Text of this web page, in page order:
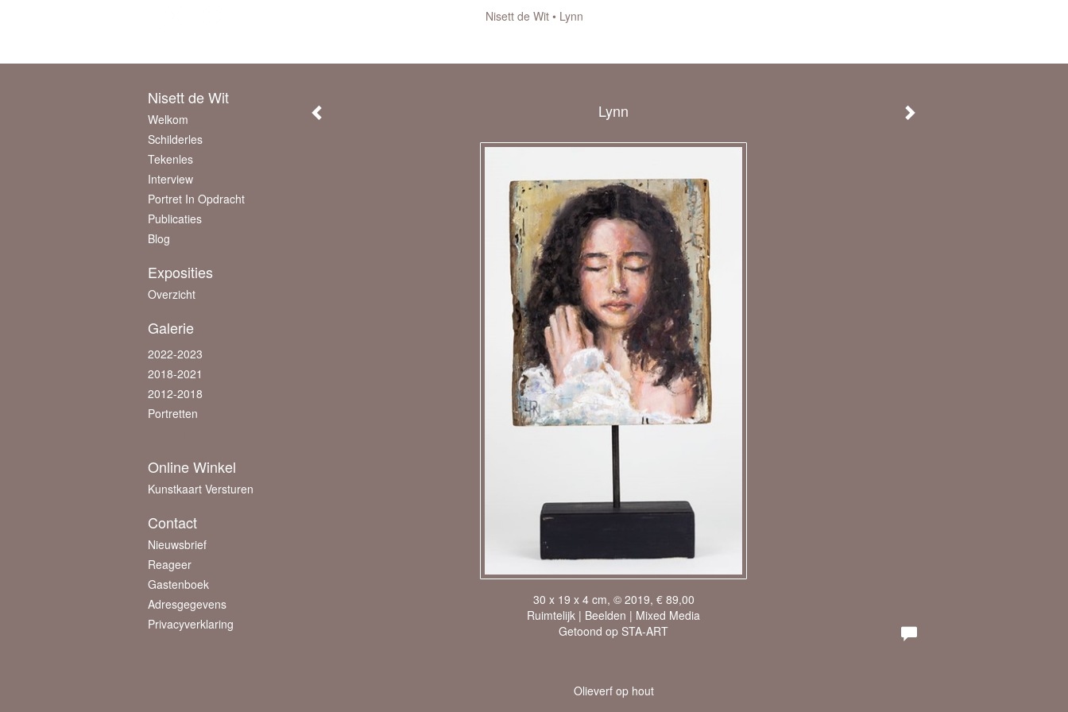
Nisett de Wit
Lynn
Lynn
30 x 19 x 4 cm, © 2019, € 89,00
Ruimtelijk | Beelden | Mixed Media
Getoond op STA-ART
Olieverf op hout
Nisett de Wit
Welkom
Schilderles
Tekenles
Interview
Portret In Opdracht
Publicaties
Blog
Exposities
Overzicht
Galerie
2022-2023
2018-2021
2012-2018
Portretten
Online Winkel
Kunstkaart Versturen
Contact
Nieuwsbrief
Reageer
Gastenboek
Adresgegevens
Privacyverklaring